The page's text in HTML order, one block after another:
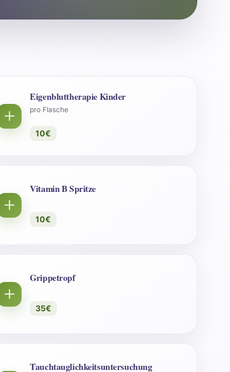
Eigenbluttherapie Kinder
pro Flasche
10€
Vitamin B Spritze
10€
Grippetropf
35€
Tauchtauglichkeitsuntersuchung